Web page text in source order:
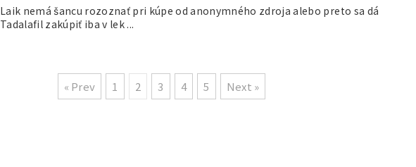
Laik nemá šancu rozoznať pri kúpe od anonymného zdroja alebo preto sa dá
Tadalafil zakúpiť iba v lek ...
« Prev 1 2 3 4 5 Next »